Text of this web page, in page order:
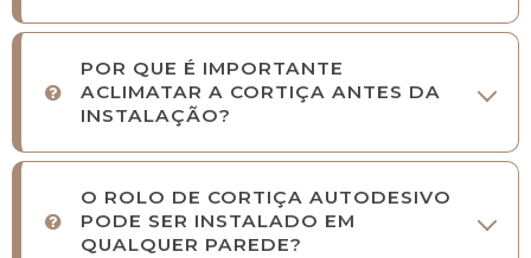
POR QUE É IMPORTANTE
ACLIMATAR A CORTIÇA ANTES DA
INSTALAÇÃO?
O ROLO DE CORTIÇA AUTODESIVO
PODE SER INSTALADO EM
QUALQUER PAREDE?